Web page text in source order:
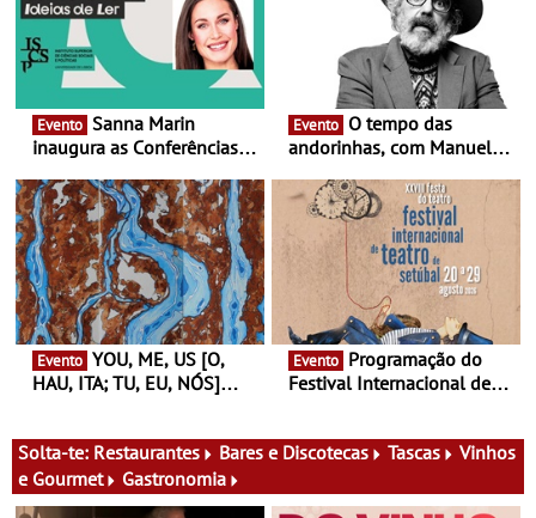
Evento
inaugura as Conferências
Antiga primeira-ministra da
Finlândia é a convidada da
primeira edição do novo
ciclo de debates dedicado
aos grandes temas do
nosso tempo
Evento
andorinhas, com Manuel
Atum - Concerto
performance na MAAT
Gallery a 3 de Setembro,
19:30
Evento
HAU, ITA; TU, EU, NÓS]
13 de Dezembro
Evento
Festival Internacional de
29 de Agosto
Solta-te: Restaurantes Bares e Discotecas Tascas
Vinhos
e Gourmet
Gastronomia